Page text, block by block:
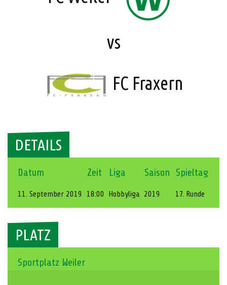
vs
FC Fraxern
DETAILS
Datum Zeit Liga Saison Spieltag
11. September 2019 18:00 Hobbyliga 2019 17. Runde
PLATZ
Sportplatz Weiler